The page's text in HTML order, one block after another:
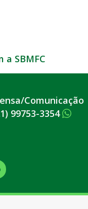
a SBMFC
Comunicação
99753-3354